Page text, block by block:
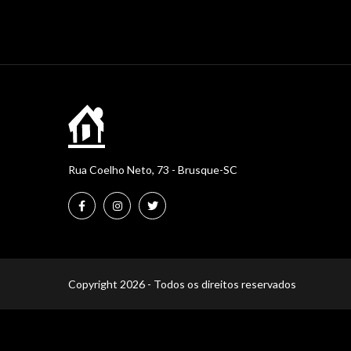
Rua Coelho Neto, 73 - Brusque-SC
Copyright 2026 - Todos os direitos reservados